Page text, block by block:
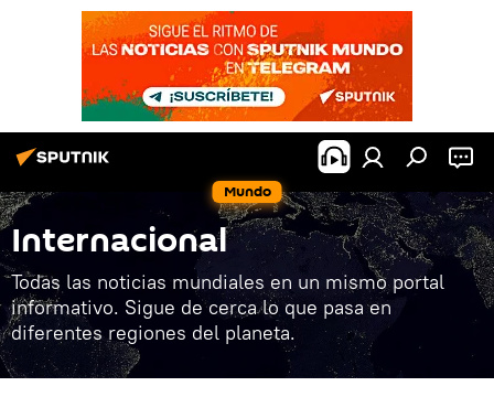
Mundo
Internacional
Todas las noticias mundiales en un mismo portal
informativo. Sigue de cerca lo que pasa en
diferentes regiones del planeta.